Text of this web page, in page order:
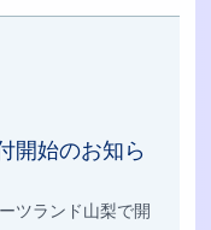
開始のお知ら
ツランド山梨で開